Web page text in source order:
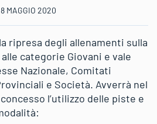
MAGGIO 2020
ripresa degli allenamenti sulla
categorie Giovani e vale
Nazionale, Comitati
e Società. Avverrà nel
l’utilizzo delle piste e